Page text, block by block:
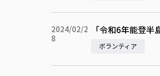
2024/02/2
8
「令和6年能登
ボランティア